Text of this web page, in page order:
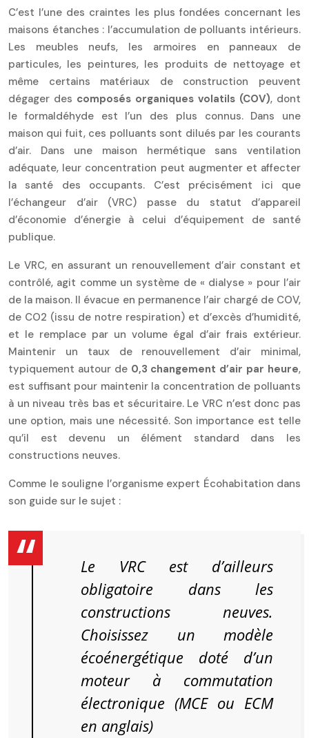
C’est l’une des craintes les plus fondées concernant les
maisons étanches : l’accumulation de polluants intérieurs.
Les meubles neufs, les armoires en panneaux de
particules, les peintures, les produits de nettoyage et
même certains matériaux de construction peuvent
dégager des composés organiques volatils (COV), dont
le formaldéhyde est l’un des plus connus. Dans une
maison qui fuit, ces polluants sont dilués par les courants
d’air. Dans une maison hermétique sans ventilation
adéquate, leur concentration peut augmenter et affecter
la santé des occupants. C’est précisément ici que
l’échangeur d’air (VRC) passe du statut d’appareil
d’économie d’énergie à celui d’équipement de santé
publique.
Le VRC, en assurant un renouvellement d’air constant et
contrôlé, agit comme un système de « dialyse » pour l’air
de la maison. Il évacue en permanence l’air chargé de COV,
de CO2 (issu de notre respiration) et d’excès d’humidité,
et le remplace par un volume égal d’air frais extérieur.
Maintenir un taux de renouvellement d’air minimal,
typiquement autour de 0,3 changement d’air par heure,
est suffisant pour maintenir la concentration de polluants
à un niveau très bas et sécuritaire. Le VRC n’est donc pas
une option, mais une nécessité. Son importance est telle
qu’il est devenu un élément standard dans les
constructions neuves.
Comme le souligne l’organisme expert Écohabitation dans
son guide sur le sujet :
Le VRC est d’ailleurs
obligatoire dans les
constructions neuves.
Choisissez un modèle
écoénergétique doté d’un
moteur à commutation
électronique (MCE ou ECM
en anglais)